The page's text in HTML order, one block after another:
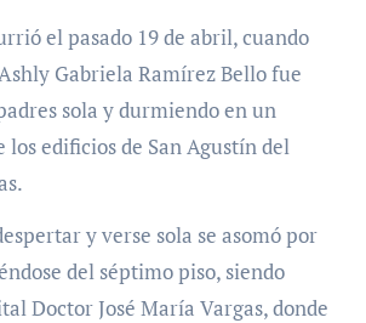
el pasado 19 de abril, cuando
Gabriela Ramírez Bello fue
sola y durmiendo en un
edificios de San Agustín del
y verse sola se asomó por
del séptimo piso, siendo
Doctor José María Vargas, donde